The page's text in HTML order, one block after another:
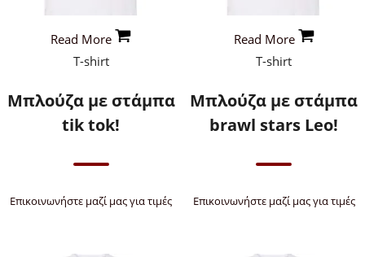
Read More
T-shirt
Μπλούζα με στάμπα
tik tok!
Επικοινωνήστε μαζί μας για τιμές
Read More
T-shirt
Μπλούζα με στάμπα
brawl stars Leo!
Επικοινωνήστε μαζί μας για τιμές